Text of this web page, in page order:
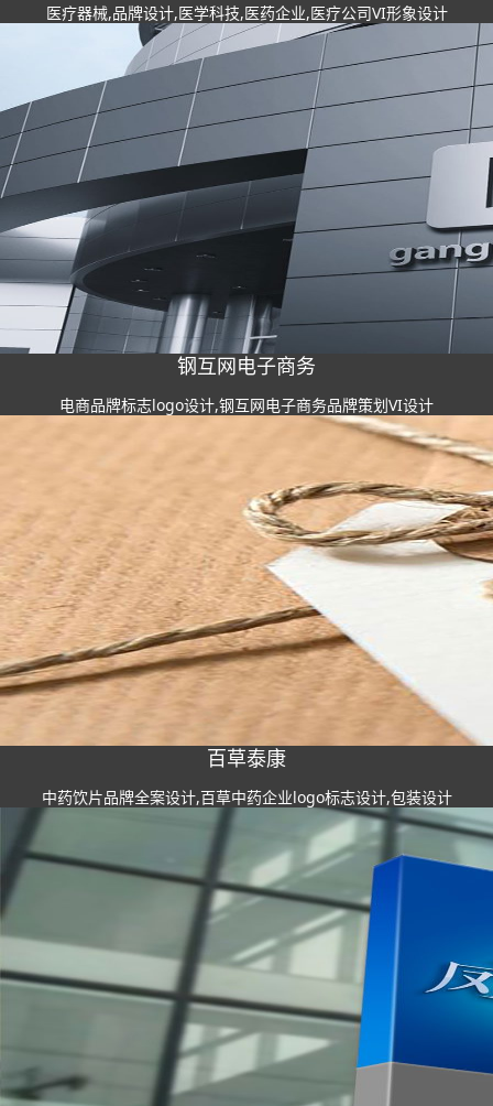
医疗器械,品牌设计,医学科技,医药企业,医疗公司VI形象设计
钢互网电子商务
电商品牌标志logo设计,钢互网电子商务品牌策划VI设计
百草泰康
中药饮片品牌全案设计,百草中药企业logo标志设计,包装设计